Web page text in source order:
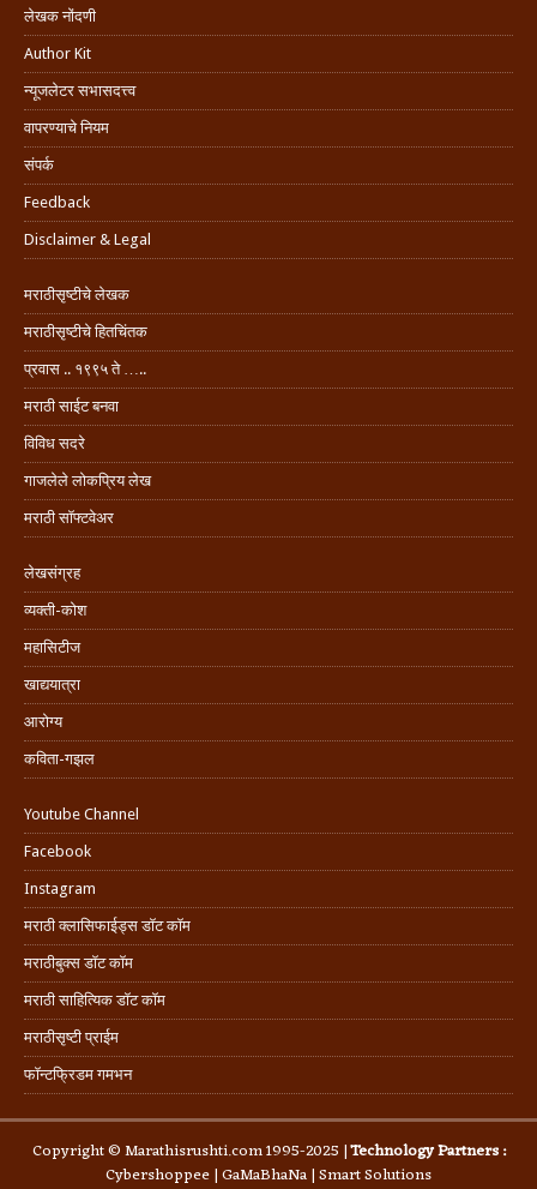
लेखक नोंदणी
Author Kit
न्यूजलेटर सभासदत्त्व
वापरण्याचे नियम
संपर्क
Feedback
Disclaimer & Legal
मराठीसृष्टीचे लेखक
मराठीसृष्टीचे हितचिंतक
प्रवास .. १९९५ ते …..
मराठी साईट बनवा
विविध सदरे
गाजलेले लोकप्रिय लेख
मराठी सॉफ्टवेअर
लेखसंग्रह
व्यक्ती-कोश
महासिटीज
खाद्ययात्रा
आरोग्य
कविता-गझल
Youtube Channel
Facebook
Instagram
मराठी क्लासिफाईड्स डॉट कॉम
मराठीबुक्स डॉट कॉम
मराठी साहित्यिक डॉट कॉम
मराठीसृष्टी प्राईम
फॉन्टफ्रिडम गमभन
Copyright © Marathisrushti.com 1995-2025 |Technology Partners :
Cybershoppee|GaMaBhaNa|Smart Solutions